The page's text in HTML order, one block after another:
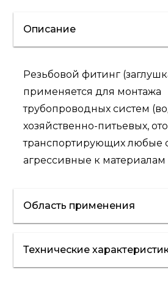
Описание
Резьбовой фитинг
применяется для монтажа
трубопроводных систем
хозяйственно-питьевых,
транспортирующих любые
агрессивные к
Область применения
водоснабжение
Технические